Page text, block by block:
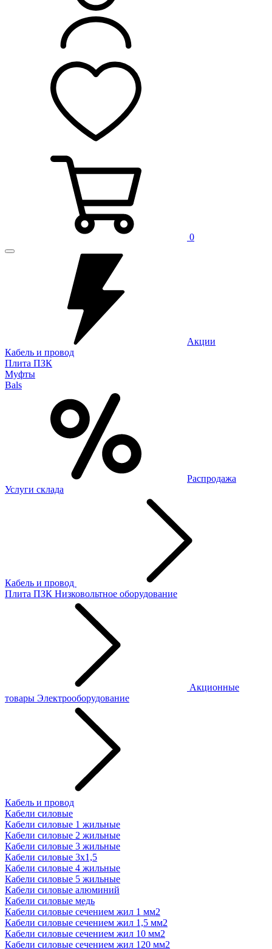
0
Акции
Кабель и провод
Плита ПЗК
Муфты
Bals
Распродажа
Услуги склада
Кабель и провод
Плита ПЗК Низковольтное оборудование
Акционные
товары Электрооборудование
Кабель и провод
Кабели силовые
Кабели силовые 1 жильные
Кабели силовые 2 жильные
Кабели силовые 3 жильные
Кабели силовые 3х1,5
Кабели силовые 4 жильные
Кабели силовые 5 жильные
Кабели силовые алюминий
Кабели силовые медь
Кабели силовые сечением жил 1 мм2
Кабели силовые сечением жил 1,5 мм2
Кабели силовые сечением жил 10 мм2
Кабели силовые сечением жил 120 мм2